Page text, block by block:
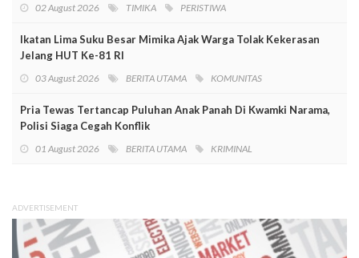
02 August 2026 TIMIKA PERISTIWA
Ikatan Lima Suku Besar Mimika Ajak Warga Tolak Kekerasan
Jelang HUT Ke-81 RI
03 August 2026 BERITA UTAMA KOMUNITAS
Pria Tewas Tertancap Puluhan Anak Panah Di Kwamki Narama,
Polisi Siaga Cegah Konflik
01 August 2026 BERITA UTAMA KRIMINAL
ADVERTISEMENT